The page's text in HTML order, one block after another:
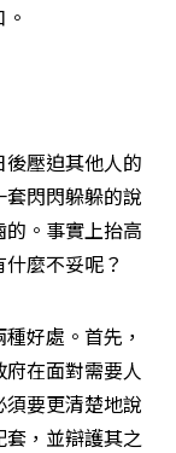
壓迫其他人的
閃閃躲躲的說
。事實上抬高
麼不妥呢？
好處。首先，
在面對需要人
要更清楚地說
，並辯護其之